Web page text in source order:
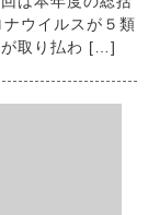
ウイルスが５類
が取り払わ […]